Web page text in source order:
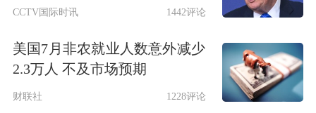
CCTV国际时讯 1442评论
美国7月非农就业人数意外减少
2.3万人 不及市场预期
财联社 1228评论